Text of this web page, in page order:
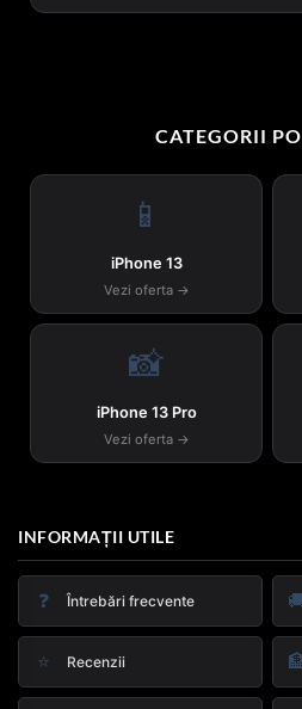
CATEGORII
📱
iPhone 13
Vezi oferta →
📸
iPhone 13 Pro
Vezi oferta →
INFORMAȚII UTILE
❓ Întrebări frecvente
⭐ Recenzii